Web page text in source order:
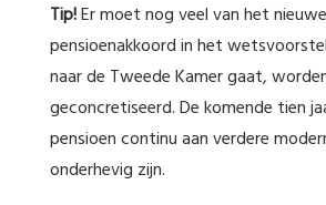
Tip!Er moet nog veel van het nieuwe
pensioenakkoord in het
naar de Tweede Kamer gaat,
geconcretiseerd. De komende tien
pensioen continu aan verdere
onderhevig zijn.